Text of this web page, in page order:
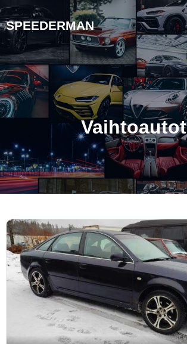
SPEEDERMAN
Vaihtoautot